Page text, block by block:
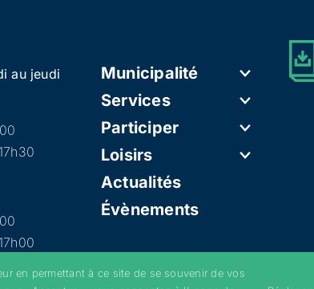
au jeudi
Municipalité
Services
Participer
Loisirs
Actualités
Évènements
en permettant à ce site de se souvenir de vos